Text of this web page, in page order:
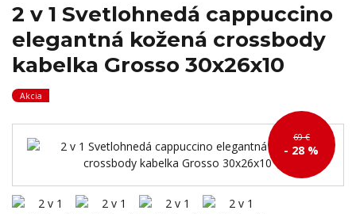
2 v 1 Svetlohnedá cappuccino
elegantná kožená crossbody
kabelka Grosso 30x26x10
Akcia
69 €
- 28 %